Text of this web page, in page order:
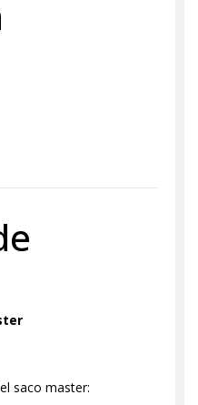
saco master: